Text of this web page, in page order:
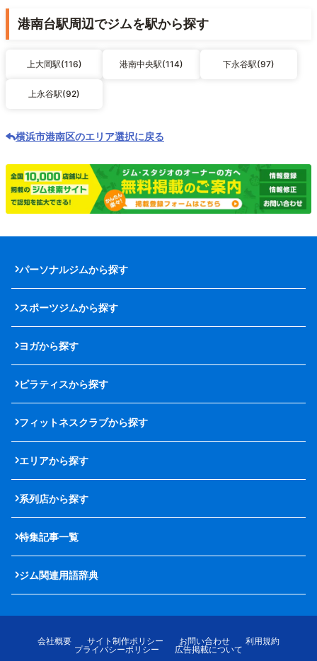
港南台駅周辺でジムを駅から探す
上大岡駅(116) 港南中央駅(114) 下永谷駅(97)
上永谷駅(92)
横浜市港南区のエリア選択に戻る
パーソナルジムから探す
スポーツジムから探す
ヨガから探す
ピラティスから探す
フィットネスクラブから探す
エリアから探す
系列店から探す
特集記事一覧
ジム関連用語辞典
会社概要 サイト制作ポリシー お問い合わせ
利用規約
プライバシーポリシー
広告掲載について